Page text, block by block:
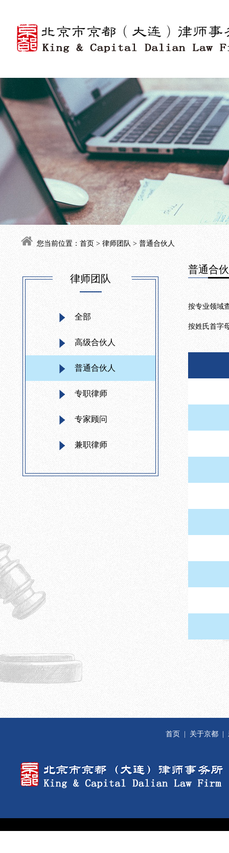
您当前位置： 首页 > 律师团队 > 普通合伙人
律师团队
全部
高级合伙人
普通合伙人
专职律师
专家顾问
兼职律师
普通合
按专业领域
按姓氏首
首页 关于京都|